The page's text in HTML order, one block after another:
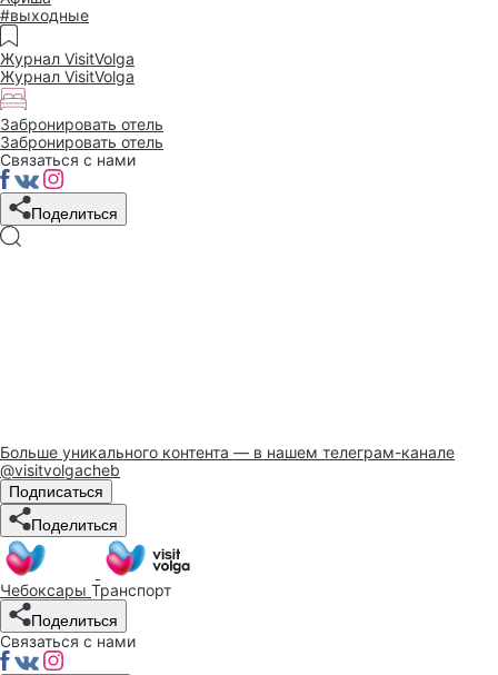
#выходные
Журнал VisitVolga
Журнал VisitVolga
Забронировать отель
Забронировать отель
Связаться с нами
Поделиться
Больше уникального контента — в нашем телеграм-канале
@visitvolgacheb
Подписаться
Поделиться
Чебоксары Транспорт
Поделиться
Связаться с нами